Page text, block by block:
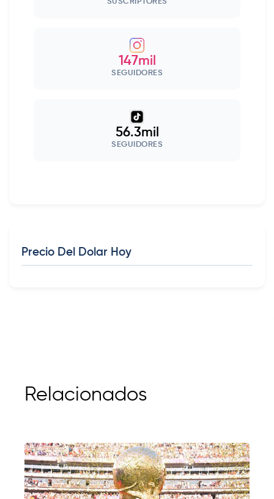
SUSCRIPTORES
147mil
SEGUIDORES
56.3mil
SEGUIDORES
Precio Del Dolar Hoy
Relacionados